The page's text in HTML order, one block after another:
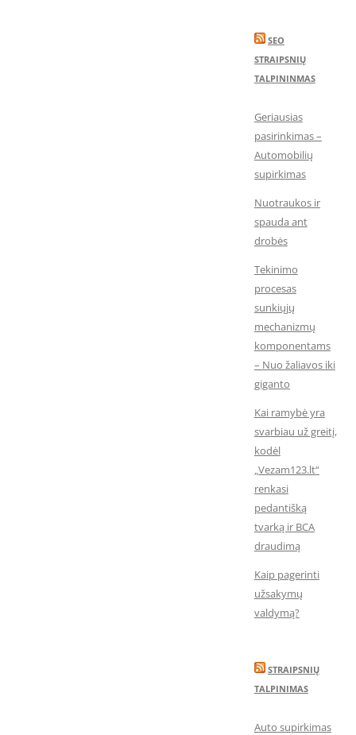
SEO
STRAIPSNIŲ
TALPININMAS
Geriausias
pasirinkimas –
Automobilių
supirkimas
Nuotraukos ir
spauda ant
drobės
Tekinimo
procesas
sunkiųjų
mechanizmų
komponentams
– Nuo žaliavos iki
giganto
Kai ramybė yra
svarbiau už greitį,
kodėl
„Vezam123.lt“
renkasi
pedantišką
tvarką ir BCA
draudimą
Kaip pagerinti
užsakymų
valdymą?
STRAIPSNIŲ
TALPINIMAS
Auto supirkimas